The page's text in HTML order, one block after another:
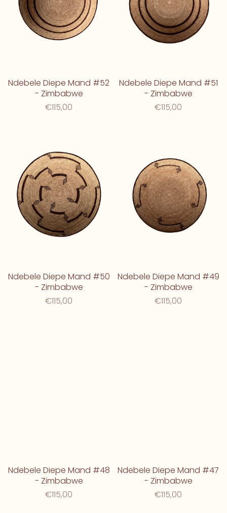
Ndebele Diepe Mand #52
- Zimbabwe
€115,00
Ndebele Diepe Mand #51
- Zimbabwe
€115,00
Ndebele Diepe Mand #50
- Zimbabwe
€115,00
Ndebele Diepe Mand #49
- Zimbabwe
€115,00
Ndebele Diepe Mand #48
- Zimbabwe
€115,00
Ndebele Diepe Mand #47
- Zimbabwe
€115,00